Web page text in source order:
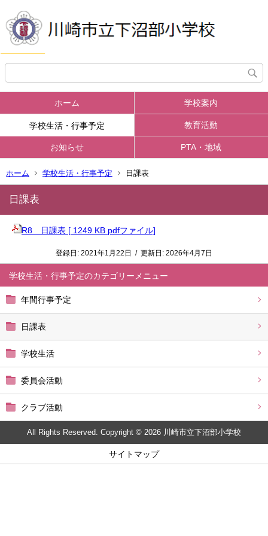
ホーム 学校案内
学校生活・行事予定 教育活動
お知らせ PTA・地域
ホーム 学校生活・行事予定 日課表
学校生活・行事予定
年間行事予定
日課表
学校生活
委員会活動
クラブ活動
日課表
R8 日課表 [ 1249 KB pdfファイル]
登録日: 2021年1月22日 / 更新日: 2026年4月7日
All Rights Reserved. Copyright © 2026 川崎市立下沼部小学校
サイトマップ